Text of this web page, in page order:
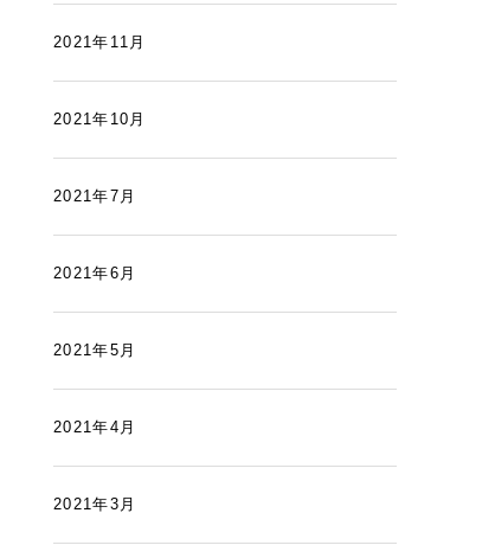
2021年11月
2021年10月
2021年7月
2021年6月
2021年5月
2021年4月
2021年3月